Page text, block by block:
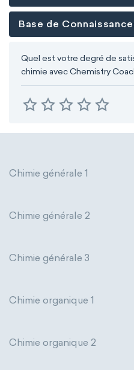
Base de
Quel est votre degré de
chimie avec Chemistry
Chimie générale 1
Chimie générale 2
Chimie générale 3
Chimie organique 1
Chimie organique 2